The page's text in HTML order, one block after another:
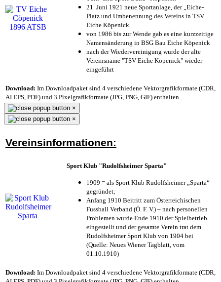
21. Juni 1921 neue Sportanlage, der „Eiche-
Platz und Umbenennung des Vereins in TSV
Eiche Köpenick
von 1986 bis zur Wende gab es eine kurzzeitige
Namensänderung in BSG Bau Eiche Köpenick
nach der Wiedervereinigung wurde der alte
Vereinsname "TSV Eiche Köpenick" wieder
eingeführt
Download: Im Downloadpaket sind 4 verschiedene Vektorgrafikformate (CDR,
AI EPS, PDF) und 3 Pixelgrafikformate (JPG, PNG, GIF) enthalten.
×
×
Vereinsinformationen:
Sport Klub "Rudolfsheimer Sparta"
1909 = als Sport Klub Rudolfsheimer „Sparta“
gegründet;
Anfang 1910 Beitritt zum Österreichischen
Fussball Verband (Ö. F. V.) – nach personellen
Problemen wurde Ende 1910 der Spielbetrieb
eingestellt und der gesamte Verein trat dem
Rudolfsheimer Sport Klub von 1904 bei
(Quelle: Neues Wiener Tagblatt, vom
01.10.1910)
Download: Im Downloadpaket sind 4 verschiedene Vektorgrafikformate (CDR,